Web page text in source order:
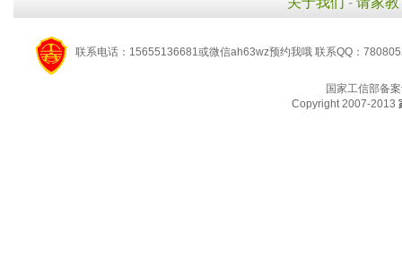
联系电话：15655136681或微信ah63wz预约我哦 联系QQ：
国家工信部备
Copyright 2007-2013